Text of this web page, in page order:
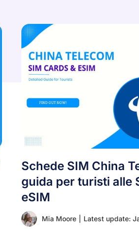
Schede SIM China
guida per turisti alle
eSIM
Mia Moore Latest update: